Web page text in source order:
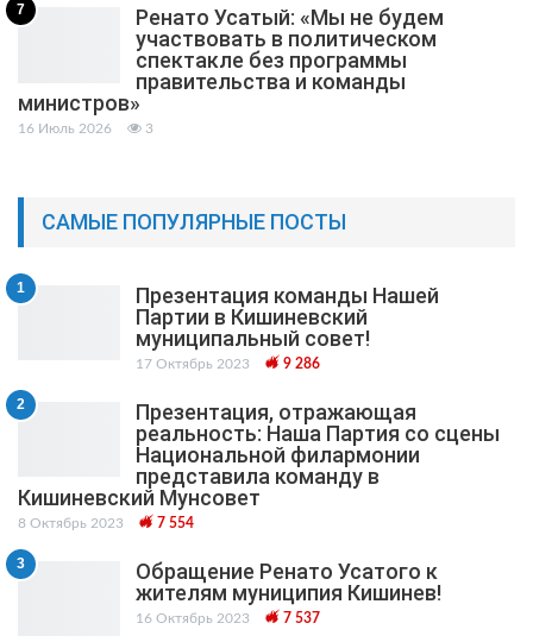
7
Ренато Усатый: «Мы не будем
участвовать в политическом
спектакле без программы
правительства и команды
министров»
16 Июль 2026 3
САМЫЕ ПОПУЛЯРНЫЕ ПОСТЫ
1
Презентация команды Нашей
Партии в Кишиневский
муниципальный cовет!
17 Октябрь 2023 9 286
2
Презентация, отражающая
реальность: Наша Партия со сцены
Национальной филармонии
представила команду в
Кишиневский Мунсовет
8 Октябрь 2023 7 554
3
Обращение Ренато Усатого к
жителям муниципия Кишинев!
16 Октябрь 2023 7 537